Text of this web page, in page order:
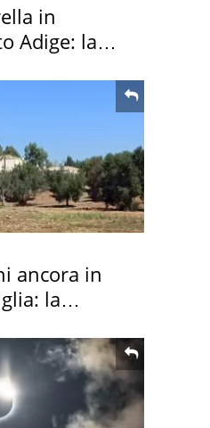
in
Adige: la
ancora in
la